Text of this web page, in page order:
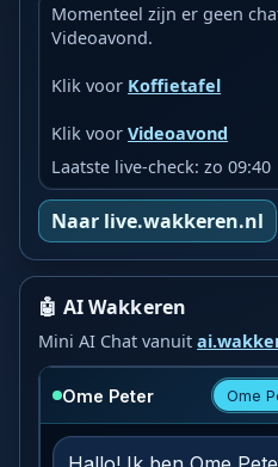
Momenteel zijn er geen
Videoavond.
Klik voor Koffietafel
Klik voorVideoavond
Laatste live-check: zo 09:40
Naar live.wakkeren.nl
🤖 AI Wakkeren
Mini AI Chat vanuit